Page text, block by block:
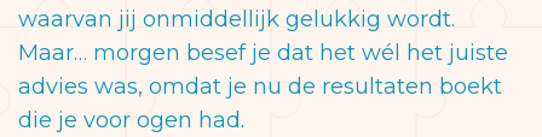
waarvan jij onmiddellijk gelukkig wordt.
Maar… morgen besef je dat het wél het juiste
advies was, omdat je nu de resultaten boekt
die je voor ogen had.